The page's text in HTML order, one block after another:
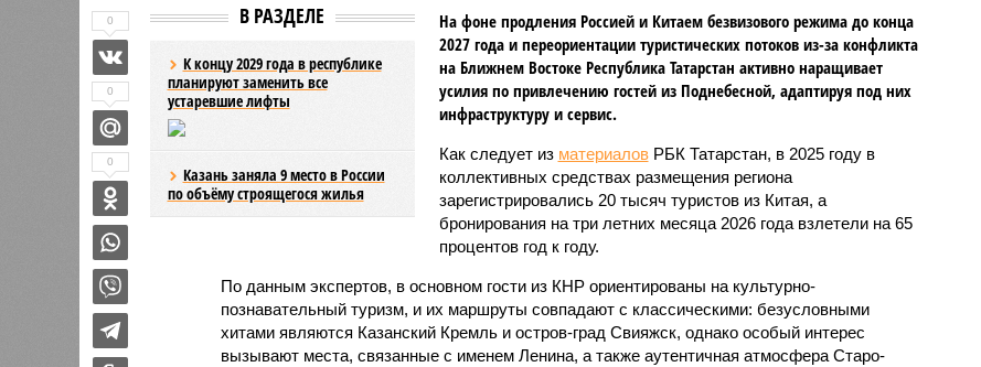
В РАЗДЕЛЕ
К концу 2029 года в республике
планируют заменить все
устаревшие лифты
Казань заняла 9 место в России
по объёму строящегося жилья
На фоне продления Россией и Китаем безвизового режима до конца
2027 года и переориентации туристических потоков из-за конфликта
на Ближнем Востоке Республика Татарстан активно наращивает
усилия по привлечению гостей из Поднебесной, адаптируя под них
инфраструктуру и сервис.
Как следует из материаловРБК Татарстан, в 2025 году в
коллективных средствах размещения региона
зарегистрировались 20 тысяч туристов из Китая, а
бронирования на три летних месяца 2026 года взлетели на 65
процентов год к году.
По данным экспертов, в основном гости из КНР ориентированы на культурно-
познавательный туризм, и их маршруты совпадают с классическими: безусловными
хитами являются Казанский Кремль и остров-град Свияжск, однако особый интерес
вызывают места, связанные с именем Ленина, а также аутентичная атмосфера Старо-
0
0
0